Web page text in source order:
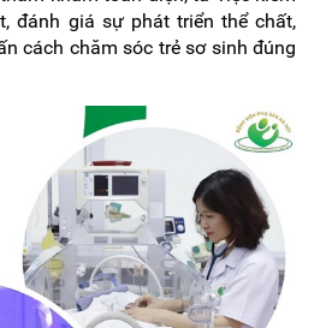
đánh giá sự phát triển thể chất,
cách chăm sóc trẻ sơ sinh đúng